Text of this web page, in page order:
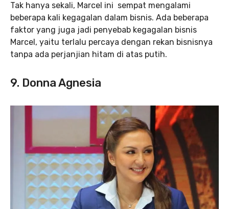
Tak hanya sekali, Marcel ini sempat mengalami
beberapa kali kegagalan dalam bisnis. Ada beberapa
faktor yang juga jadi penyebab kegagalan bisnis
Marcel, yaitu terlalu percaya dengan rekan bisnisnya
tanpa ada perjanjian hitam di atas putih.
9. Donna Agnesia